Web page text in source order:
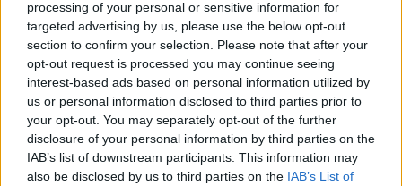
processing of your personal or sensitive information for
targeted advertising by us, please use the below opt-out
section to confirm your selection. Please note that after your
opt-out request is processed you may continue seeing
interest-based ads based on personal information utilized by
us or personal information disclosed to third parties prior to
your opt-out. You may separately opt-out of the further
disclosure of your personal information by third parties on the
IAB’s list of downstream participants. This information may
also be disclosed by us to third parties on the IAB’s List of
Gasparri: gran rispetto per le
idee di tutti
24/01/2010
Roma contro Napoli, è sfottò tra
Gasparri e Quagliariello